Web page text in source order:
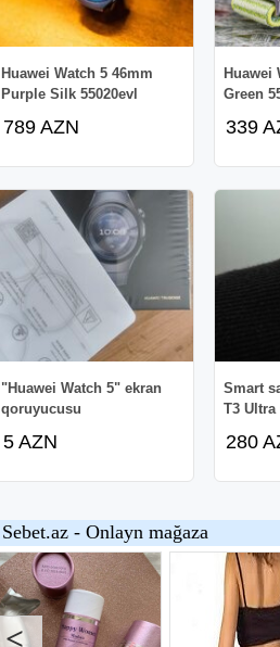
Huawei Watch 5 46mm
Purple Silk 55020evl
789 AZN
Huawei
Green
339
"Huawei Watch 5" ekran
qoruyucusu
5 AZN
Smart
T3 Ultra
280